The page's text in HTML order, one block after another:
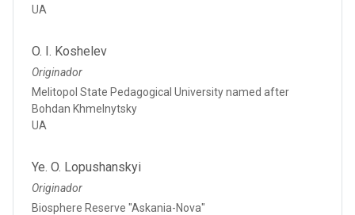
UA
O. I. Koshelev
Originador
Melitopol State Pedagogical University named after
Bohdan Khmelnytsky
UA
Ye. O. Lopushanskyi
Originador
Biosphere Reserve "Askania-Nova"